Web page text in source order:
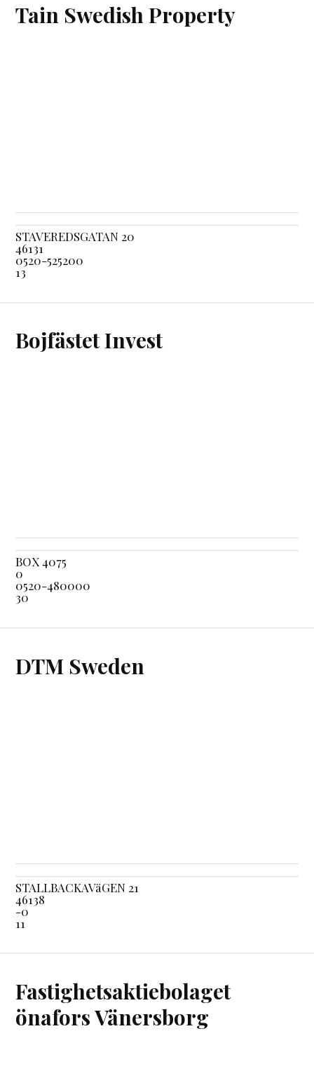
Tain Swedish Property
STAVEREDSGATAN 20
46131
0520-525200
13
Bojfästet Invest
BOX 4075
0
0520-480000
30
DTM Sweden
STALLBACKAVäGEN 21
46138
-0
11
Fastighetsaktiebolaget
önafors Vänersborg